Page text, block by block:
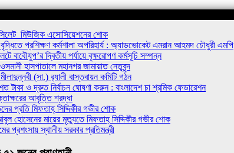
সিলেট মিউজিক এসোসিয়েশনের শোক
প্রশিক্ষণ কর্মশালা অপরিহার্য : অ্যাডভোকেট এমরান আহমদ চৌধুরী এমপি
বাবৌযুপ’র দ্বিতীয় পর্যায়ে বৃক্ষরোপণ কর্মসূচি সম্পন্ন
হাসপাতালে মহানগর জামায়াত নেতৃবৃন্দ
(সা.) র‌্যালী বাস্তবায়ন কমিটি গঠন
টাকা ও দ্রুত নির্বাচন ঘোষণা করুন : বাংলাদেশ চা শ্রমিক ফেডারেশন
আবৃত্তি শ্রদ্ধা
প্রতি মিফতাহ্ সিদ্দিকীর গভীর শোক
হোসেনের মায়ের মৃত্যুতে মিফতাহ্ সিদ্দিকীর গভীর শোক
প্রশংসায় স্থানীয় সরকার প্রতিমন্ত্রী